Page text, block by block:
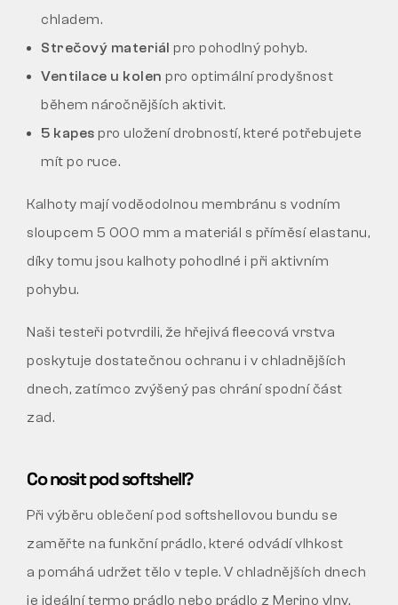
chladem.
Strečový materiál pro pohodlný pohyb.
Ventilace u kolen pro optimální prodyšnost
během náročnějších aktivit.
5 kapes pro uložení drobností, které potřebujete
mít po ruce.
Kalhoty mají voděodolnou membránu s vodním
sloupcem 5 000 mm a materiál s příměsí elastanu,
díky tomu jsou kalhoty pohodlné i při aktivním
pohybu.
Naši testeři potvrdili, že hřejivá fleecová vrstva
poskytuje dostatečnou ochranu i v chladnějších
dnech, zatímco zvýšený pas chrání spodní část
zad.
Co nosit pod softshell?
Při výběru oblečení pod softshellovou bundu se
zaměřte na funkční prádlo, které odvádí vlhkost
a pomáhá udržet tělo v teple. V chladnějších dnech
je ideálnítermo prádlo nebo prádlo z Merino vlny,